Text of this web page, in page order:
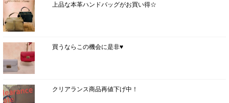
上品な本革ハンドバッグがお買い得☆
買うならこの機会に是非♥
クリアランス商品再値下げ中！